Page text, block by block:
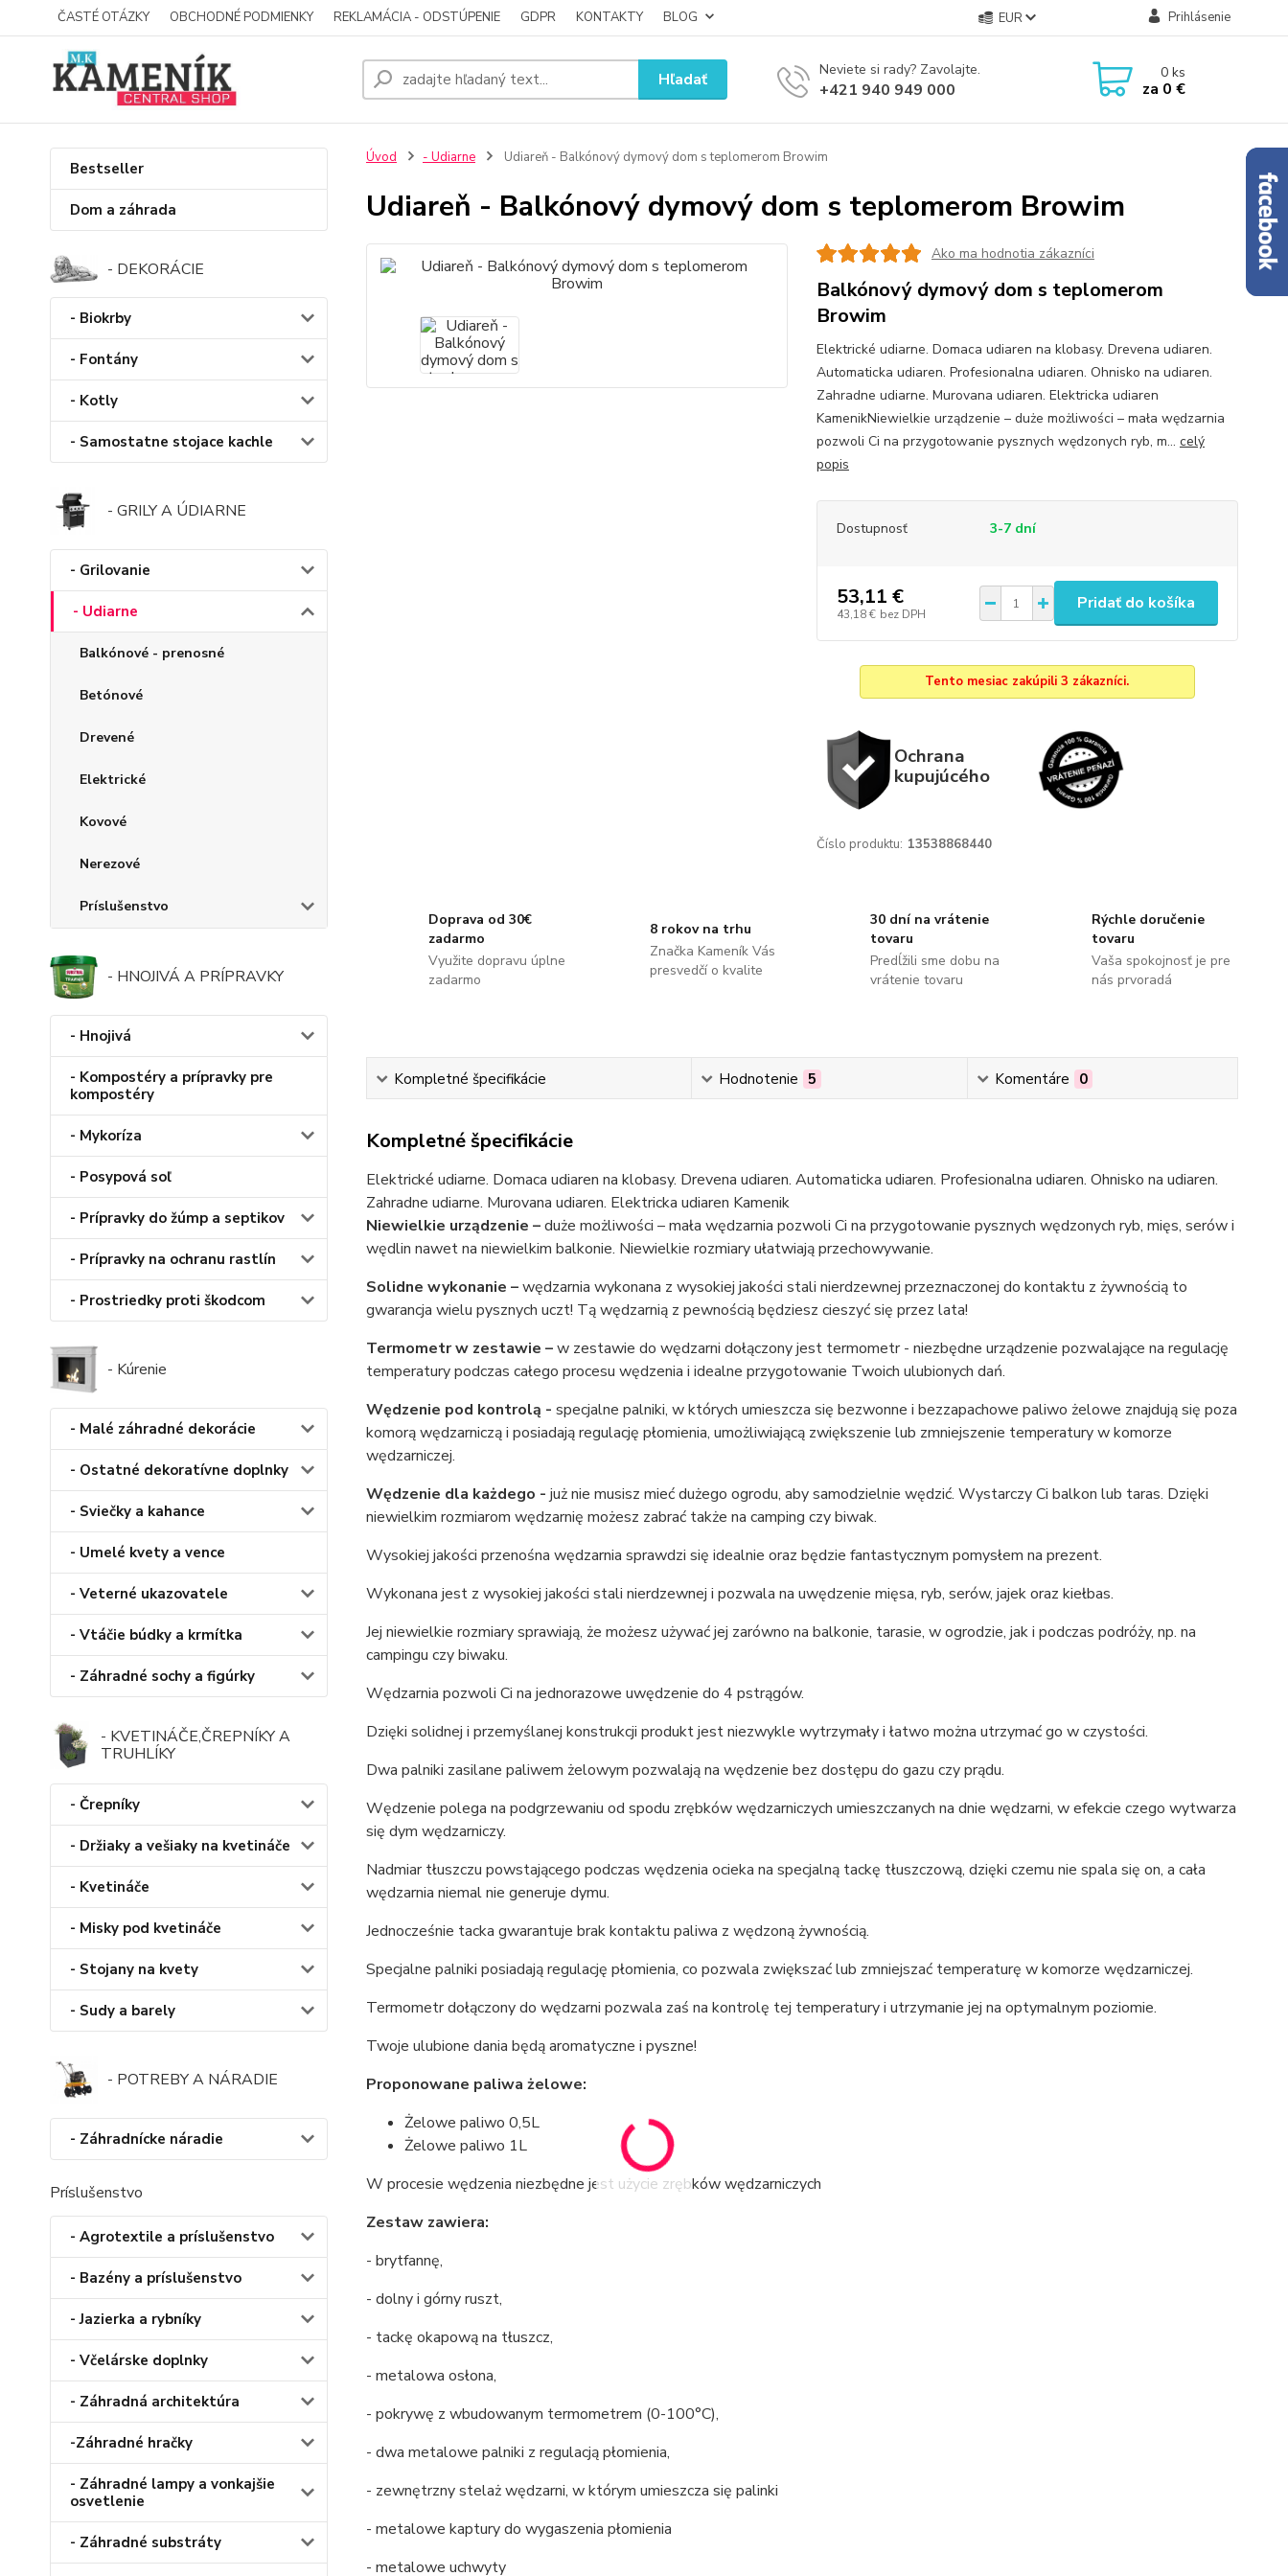
ČASTÉ OTÁZKY OBCHODNÉ PODMIENKY REKLAMÁCIA - ODSTÚPENIE GDPR KONTAKTY BLOG EUR Prihlásenie
Hľadať Neviete si rady? Zavolajte.
+421 940 949 000
0ks
za 0 €
Bestseller
Dom a záhrada
- DEKORÁCIE
- Biokrby
- Fontány
- Kotly
- Samostatne stojace kachle
- GRILY A ÚDIARNE
- Grilovanie
- Udiarne
Balkónové - prenosné
Betónové
Drevené
Elektrické
Kovové
Nerezové
Príslušenstvo
- HNOJIVÁ A PRÍPRAVKY
- Hnojivá
- Kompostéry a prípravky pre
kompostéry
- Mykoríza
- Posypová soľ
- Prípravky do žúmp a septikov
- Prípravky na ochranu rastlín
- Prostriedky proti škodcom
- Kúrenie
- Malé záhradné dekorácie
- Ostatné dekoratívne doplnky
- Sviečky a kahance
- Umelé kvety a vence
- Veterné ukazovatele
- Vtáčie búdky a krmítka
- Záhradné sochy a figúrky
- KVETINÁČE,ČREPNÍKY A
TRUHLÍKY
- Črepníky
- Držiaky a vešiaky na kvetináče
- Kvetináče
- Misky pod kvetináče
- Stojany na kvety
- Sudy a barely
- POTREBY A NÁRADIE
- Záhradnícke náradie
Príslušenstvo
- Agrotextile a príslušenstvo
- Bazény a príslušenstvo
- Jazierka a rybníky
- Včelárske doplnky
- Záhradná architektúra
-Záhradné hračky
- Záhradné lampy a vonkajšie
osvetlenie
- Záhradné substráty
Úvod - Udiarne Udiareň - Balkónový dymový dom s teplomerom Browim
Udiareň - Balkónový dymový dom s teplomerom Browim
Ako ma hodnotia zákazníci
Balkónový dymový dom s teplomerom
Browim
Elektrické udiarne. Domaca udiaren na klobasy. Drevena udiaren.
Automaticka udiaren. Profesionalna udiaren. Ohnisko na udiaren.
Zahradne udiarne. Murovana udiaren. Elektricka udiaren
KamenikNiewielkie urządzenie – duże możliwości – mała wędzarnia
pozwoli Ci na przygotowanie pysznych wędzonych ryb, m... celý
popis
Dostupnosť 3-7 dní
53,11 €
43,18 € bez DPH
Pridať do košíka
Tento mesiac zakúpili 3 zákazníci.
Ochrana
kupujúcého
Číslo produktu: 13538868440
Doprava od 30€
zadarmo
Využite dopravu úplne
zadarmo
8 rokov na trhu
Značka Kameník Vás
presvedčí o kvalite
30 dní na vrátenie
tovaru
Predĺžili sme dobu na
vrátenie tovaru
Rýchle doručenie
tovaru
Vaša spokojnosť je pre
nás prvoradá
Kompletné špecifikácie Hodnotenie 5 Komentáre 0
Kompletné špecifikácie
Elektrické udiarne. Domaca udiaren na klobasy. Drevena udiaren. Automaticka udiaren. Profesionalna udiaren. Ohnisko na udiaren.
Zahradne udiarne. Murovana udiaren. Elektricka udiaren Kamenik
Niewielkie urządzenie –duże możliwości – mała wędzarnia pozwoli Ci na przygotowanie pysznych wędzonych ryb, mięs, serów i
wędlin nawet na niewielkim balkonie. Niewielkie rozmiary ułatwiają przechowywanie.
Solidne wykonanie –wędzarnia wykonana z wysokiej jakości stali nierdzewnej przeznaczonej do kontaktu z żywnością to
gwarancja wielu pysznych uczt! Tą wędzarnią z pewnością będziesz cieszyć się przez lata!​
Termometr w zestawie –w zestawie do wędzarni dołączony jest termometr - niezbędne urządzenie pozwalające na regulację
temperatury podczas całego procesu wędzenia i idealne przygotowanie Twoich ulubionych dań.
Wędzenie pod kontrolą - specjalne palniki, w których umieszcza się bezwonne i bezzapachowe paliwo żelowe znajdują się poza
komorą wędzarniczą i posiadają regulację płomienia, umożliwiającą zwiększenie lub zmniejszenie temperatury w komorze
wędzarniczej.
Wędzenie dla każdego - już nie musisz mieć dużego ogrodu, aby samodzielnie wędzić. Wystarczy Ci balkon lub taras. Dzięki
niewielkim rozmiarom wędzarnię możesz zabrać także na camping czy biwak.
Wysokiej jakości przenośna wędzarnia sprawdzi się idealnie oraz będzie fantastycznym pomysłem na prezent.
Wykonana jest z wysokiej jakości stali nierdzewnej i pozwala na uwędzenie mięsa, ryb, serów, jajek oraz kiełbas.
Jej niewielkie rozmiary sprawiają, że możesz używać jej zarówno na balkonie, tarasie, w ogrodzie, jak i podczas podróży, np. na
campingu czy biwaku.
Wędzarnia pozwoli Ci na jednorazowe uwędzenie do 4 pstrągów.
Dzięki solidnej i przemyślanej konstrukcji produkt jest niezwykle wytrzymały i łatwo można utrzymać go w czystości.
Dwa palniki zasilane paliwem żelowym pozwalają na wędzenie bez dostępu do gazu czy prądu.
Wędzenie polega na podgrzewaniu od spodu zrębków wędzarniczych umieszczanych na dnie wędzarni, w efekcie czego wytwarza
się dym wędzarniczy.
Nadmiar tłuszczu powstającego podczas wędzenia ocieka na specjalną tackę tłuszczową, dzięki czemu nie spala się on, a cała
wędzarnia niemal nie generuje dymu.
Jednocześnie tacka gwarantuje brak kontaktu paliwa z wędzoną żywnością.
Specjalne palniki posiadają regulację płomienia, co pozwala zwiększać lub zmniejszać temperaturę w komorze wędzarniczej.
Termometr dołączony do wędzarni pozwala zaś na kontrolę tej temperatury i utrzymanie jej na optymalnym poziomie.
Twoje ulubione dania będą aromatyczne i pyszne!
Proponowane paliwa żelowe:
Żelowe paliwo 0,5L
Żelowe paliwo 1L
W procesie wędzenia niezbędne jest użycie zrębków wędzarniczych
Zestaw zawiera:
- brytfannę,
- dolny i górny ruszt,
- tackę okapową na tłuszcz,
- metalowa osłona,
- pokrywę z wbudowanym termometrem (0-100°C),
- dwa metalowe palniki z regulacją płomienia,
- zewnętrzny stelaż wędzarni, w którym umieszcza się palinki
- metalowe kaptury do wygaszenia płomienia
- metalowe uchwyty